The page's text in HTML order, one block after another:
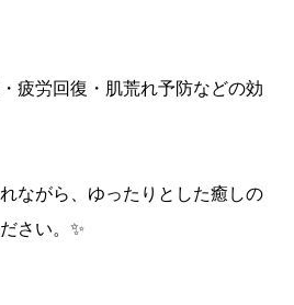
疲労回復・肌荒れ予防などの効
ながら、ゆったりとした癒しの
さい。✨